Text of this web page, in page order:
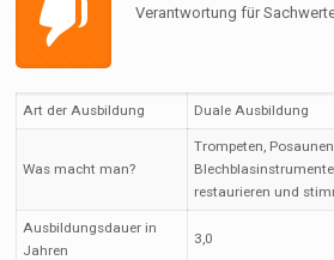
Verantwortung für
Art der Ausbildung Duale Ausbildung
Was macht man?
Trompeten,
restaurieren und
Ausbildungsdauer in
Jahren
3,0